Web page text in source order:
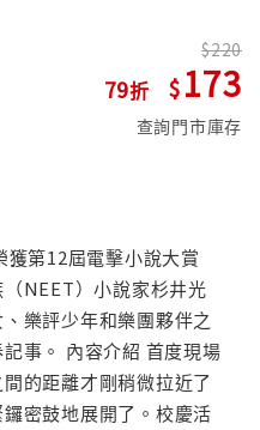
79
220
173
查詢門市庫存
第12屆電擊小說大賞
（NEET）小說家杉井光
樂評少年和樂團夥伴之
事。 內容介紹 首度現場
的距離才剛稍微拉近了
密鼓地展開了。校慶活